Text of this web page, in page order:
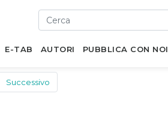
E-TAB AUTORI PUBBLICA CON NOI
Successivo